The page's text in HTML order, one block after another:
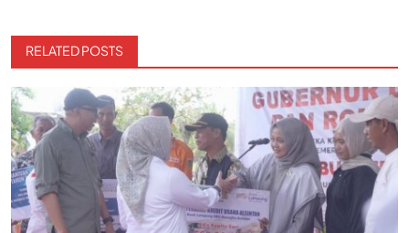
RELATED POSTS